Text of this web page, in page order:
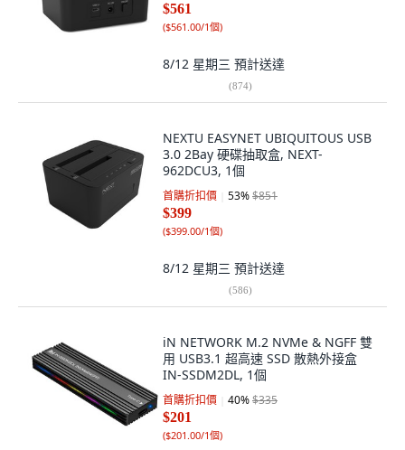
$561
($561.00/1個)
8/12 星期三 預計送達
(874)
NEXTU EASYNET UBIQUITOUS USB
3.0 2Bay 硬碟抽取盒, NEXT-
962DCU3, 1個
首購折扣價 53%$851
$399
($399.00/1個)
8/12 星期三 預計送達
(586)
iN NETWORK M.2 NVMe & NGFF 雙
用 USB3.1 超高速 SSD 散熱外接盒
IN-SSDM2DL, 1個
首購折扣價 40%$335
$201
($201.00/1個)